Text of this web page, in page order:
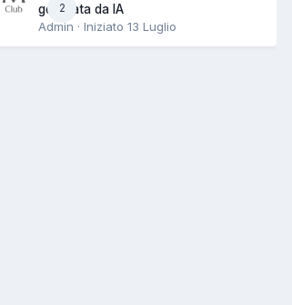
2
generata da IA
Admin · Iniziato 13 Luglio